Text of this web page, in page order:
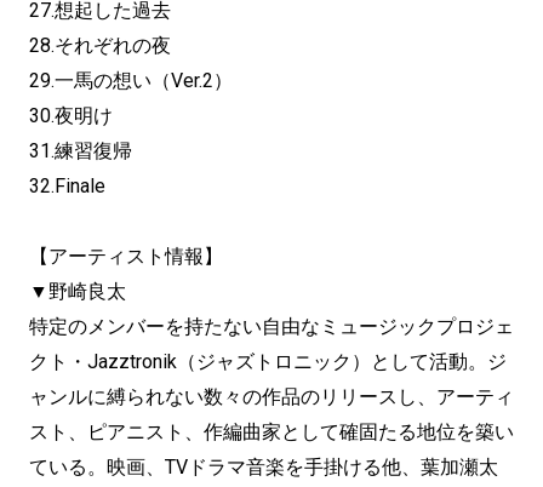
27.想起した過去
28.それぞれの夜
29.一馬の想い（Ver.2）
30.夜明け
31.練習復帰
32.Finale
【アーティスト情報】
▼野崎良太
特定のメンバーを持たない自由なミュージックプロジェ
クト・Jazztronik（ジャズトロニック）として活動。ジ
ャンルに縛られない数々の作品のリリースし、アーティ
スト、ピアニスト、作編曲家として確固たる地位を築い
ている。映画、TVドラマ音楽を手掛ける他、葉加瀬太